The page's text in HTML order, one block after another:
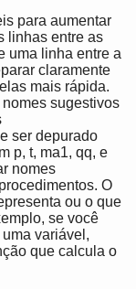
para aumentar
linhas entre as
uma linha entre a
claramente
mais rápida.
sugestivos
ser depurado
p, t, ma1, qq, e
nomes
O
ou o que
se você
variável,
que calcula o